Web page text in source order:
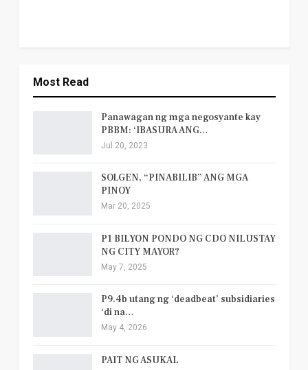
Most Read
Panawagan ng mga negosyante kay
PBBM: ‘IBASURA ANG…
Jul 20, 2023
SOLGEN, “PINABILIB” ANG MGA
PINOY
Mar 20, 2025
P1 BILYON PONDO NG CDO NILUSTAY
NG CITY MAYOR?
May 7, 2025
P9.4b utang ng ‘deadbeat’ subsidiaries
‘di na…
May 4, 2026
PAIT NG ASUKAL